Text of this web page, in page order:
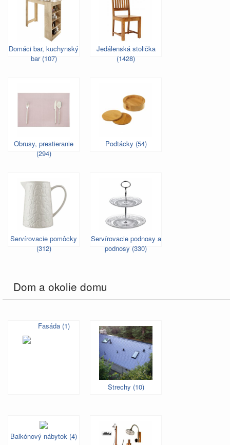
Domáci bar, kuchynský
bar (107)
Jedálenská stolička
(1428)
Obrusy, prestieranie
(294)
Podtácky (54)
Servírovacie pomôcky
(312)
Servírovacie podnosy a
podnosy (330)
Dom a okolie domu
Fasáda (1)
Strechy (10)
Balkónový nábytok (4)